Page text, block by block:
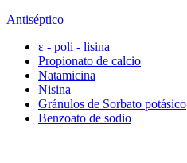
Antiséptico
ε - poli - lisina
Propionato de calcio
Natamicina
Nisina
Gránulos de Sorbato potásico
Benzoato de sodio